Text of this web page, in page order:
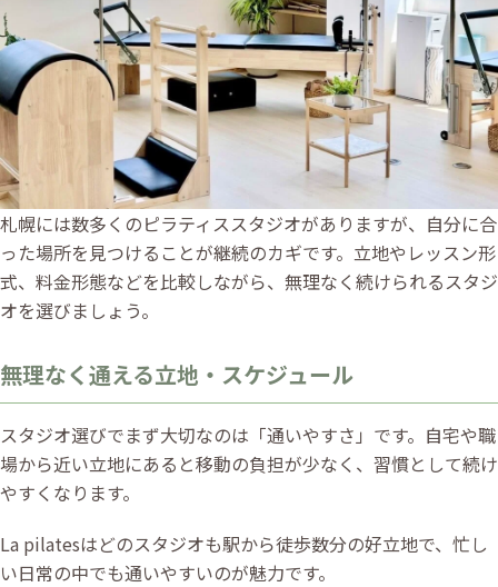
札幌には数多くのピラティススタジオがありますが、自分に合
った場所を見つけることが継続のカギです。立地やレッスン形
式、料金形態などを比較しながら、無理なく続けられるスタジ
オを選びましょう。
無理なく通える立地・スケジュール
スタジオ選びでまず大切なのは「通いやすさ」です。自宅や職
場から近い立地にあると移動の負担が少なく、習慣として続け
やすくなります。
La pilatesはどのスタジオも駅から徒歩数分の好立地で、忙し
い日常の中でも通いやすいのが魅力です。